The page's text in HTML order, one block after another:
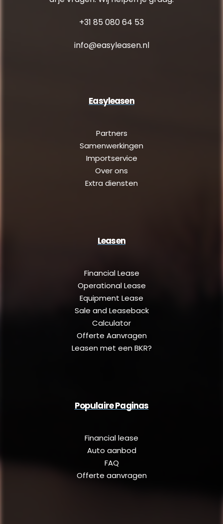
+31 85 080 64 53
info@easyleasen.nl
Easyleasen
Partners
Samenwerkingen
Importservice
Over ons
Extra diensten
Leasen
Financial Lease
Operational Lease
Equipment Lease
Sale and Leaseback
Calculator
Offerte Aanvragen
Leasen met een BKR?
Populaire Paginas
Financial lease
Auto aanbod
FAQ
Offerte aanvragen